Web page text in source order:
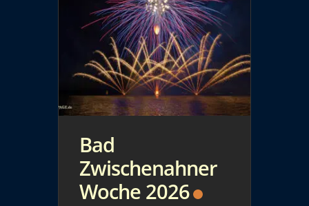
Bad
Zwischenahner
Woche 2026